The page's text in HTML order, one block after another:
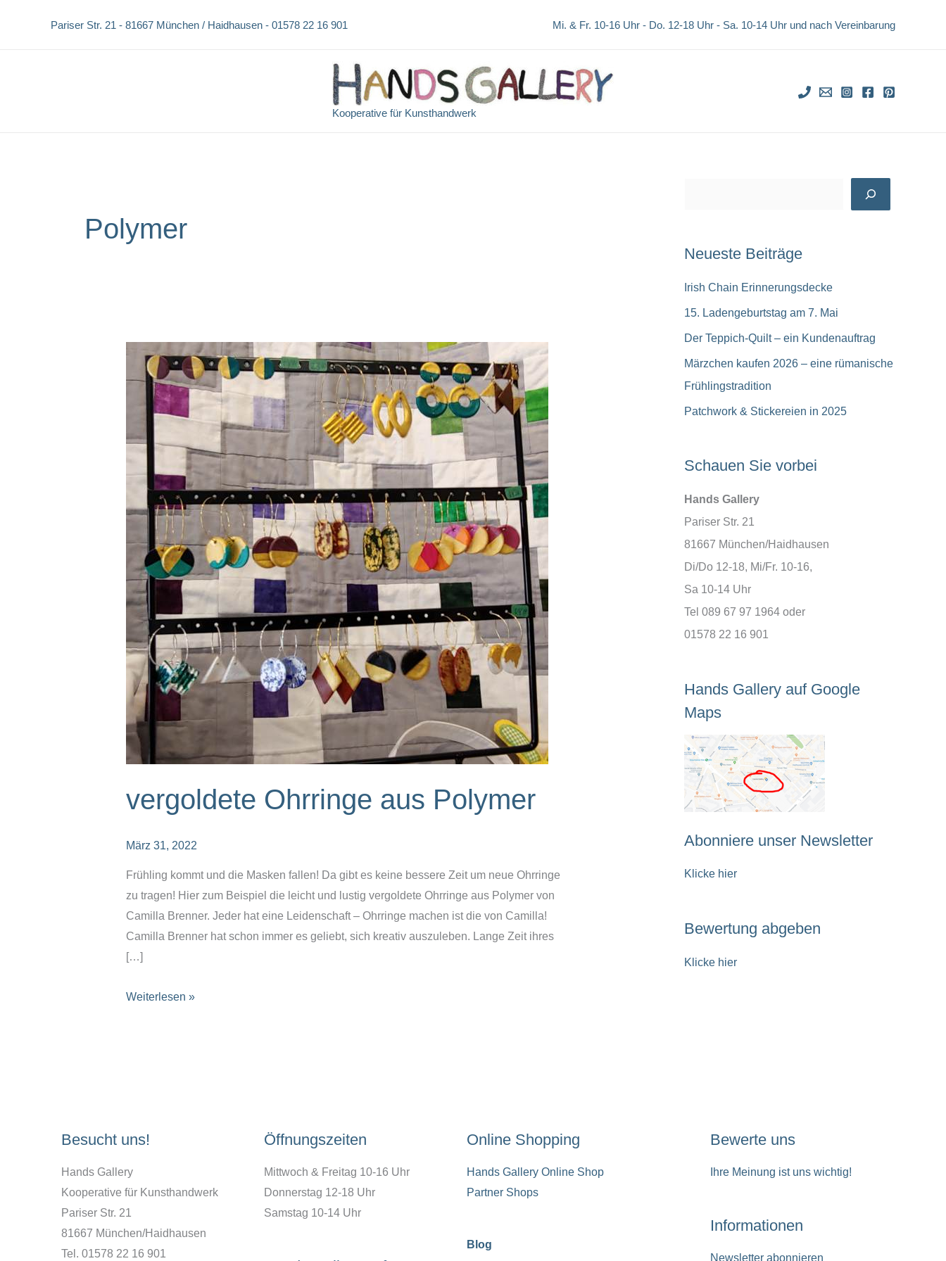
Pariser Str. 21 - 81667 München / Haidhausen - 01578 22 16 901 Mi. & Fr. 10-16 Uhr - Do. 12-18 Uhr - Sa. 10-14 Uhr und nach Vereinbarung
Kooperative für Kunsthandwerk
Polymer
vergoldete Ohrringe aus Polymer
März 31, 2022
Frühling kommt und die Masken fallen! Da gibt es keine bessere Zeit um neue Ohrringe
zu tragen! Hier zum Beispiel die leicht und lustig vergoldete Ohrringe aus Polymer von
Camilla Brenner. Jeder hat eine Leidenschaft – Ohrringe machen ist die von Camilla!
Camilla Brenner hat schon immer es geliebt, sich kreativ auszuleben. Lange Zeit ihres
[…]
vergoldete
Weiterlesen »
h
Neueste Beiträge
Irish Chain Erinnerungsdecke
15. Ladengeburtstag am 7. Mai
Der Teppich-Quilt – ein Kundenauftrag
Märzchen kaufen 2026 – eine rümanische
Frühlingstradition
Patchwork & Stickereien in 2025
Schauen Sie vorbei
Hands Gallery
Pariser Str. 21
81667 München/Haidhausen
Di/Do 12-18, Mi/Fr. 10-16,
Sa 10-14 Uhr
Tel 089 67 97 1964 oder
01578 22 16 901
Hands Gallery auf Google
Maps
Abonniere unser Newsletter
Klicke hier
Bewertung abgeben
Klicke hier
Besucht uns!
Hands Gallery
Kooperative für Kunsthandwerk
Pariser Str. 21
81667 München/Haidhausen
Tel. 01578 22 16 901
Öffnungszeiten
Mittwoch & Freitag 10-16 Uhr
Donnerstag 12-18 Uhr
Samstag 10-14 Uhr
Online Shopping
Hands Gallery Online Shop
Partner Shops
Blog
Bewerte uns
Ihre Meinung ist uns wichtig!
Informationen
Newsletter abonnieren